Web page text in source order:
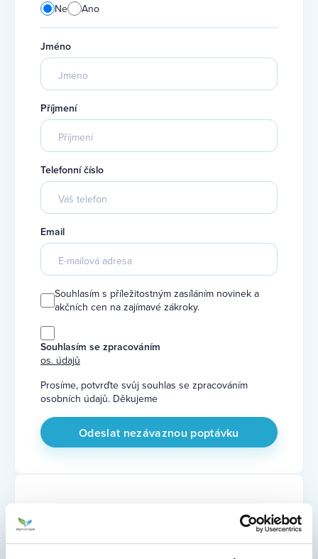
Ne
Ano
Jméno
Příjmení
Telefonní číslo
Email
Souhlasím s příležitostným zasíláním novinek a
akčních cen na zajímavé zákroky.
Souhlasím se zpracováním
os. údajů
Prosíme, potvrďte svůj souhlas se zpracováním
osobních údajů. Děkujeme
Termín zákroku si můžete rezervovat přímo v našem